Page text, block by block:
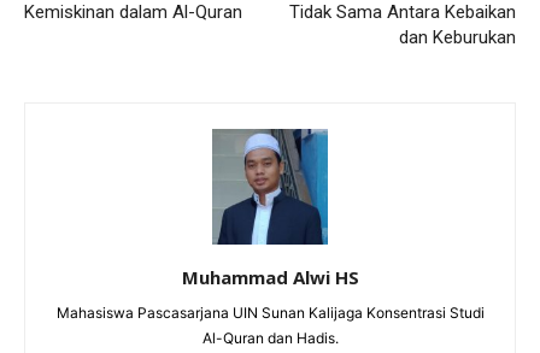
Kemiskinan dalam Al-Quran
Tidak Sama Antara Kebaikan
dan Keburukan
Muhammad Alwi HS
Mahasiswa Pascasarjana UIN Sunan Kalijaga Konsentrasi Studi
Al-Quran dan Hadis.